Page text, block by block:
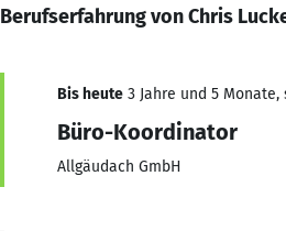
Berufserfahrung von Chris
Bis heute 3 Jahre und 5 Monate,
Büro-Koordinator
Allgäudach GmbH